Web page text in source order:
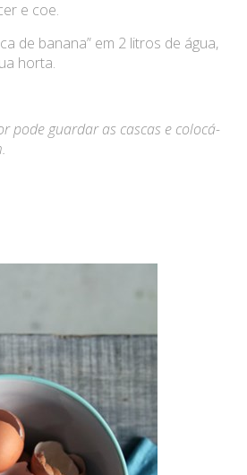
e coe.
de banana” em 2 litros de água,
horta.
pode guardar as cascas e colocá-